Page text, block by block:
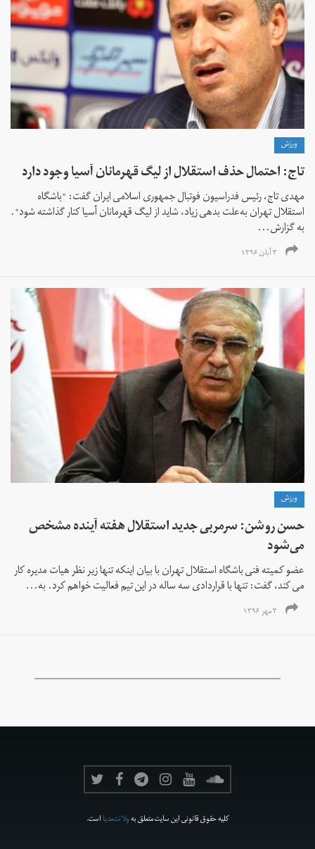
ورزش
تاج: احتمال حذف استقلال از لیگ قهرمانان آسیا وجود دارد
مهدی تاج، رئیس فدراسیون فوتبال جمهوری اسلامی ایران گفت: "باشگاه
استقلال تهران به‌علت بدهی زیاد، شاید از لیگ قهرمانان آسیا کنار گذاشته شود".
به گزارش...
۳ آبان ۱۳۹۶
ورزش
حسن روشن: سرمربی جدید استقلال هفته آینده مشخص
می‌شود
عضو کمیته فنی باشگاه استقلال تهران با بیان اینکه تنها زیر نظر هیات مدیره کار
می کند، گفت: تنها با قراردادی سه ساله در این تیم فعالیت خواهم کرد. به...
۳ مهر ۱۳۹۶
کلیه حقوق قانونی این سایت متعلق بهولانت‌مدیااست.